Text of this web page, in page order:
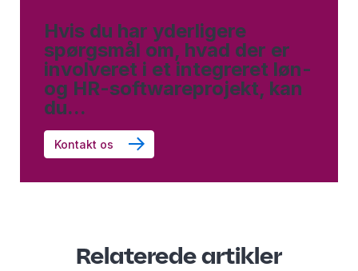
Hvis du har yderligere
spørgsmål om, hvad der er
involveret i et integreret løn-
og HR-softwareprojekt, kan
du...
Kontakt os
Relaterede artikler